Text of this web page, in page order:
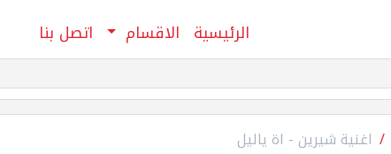
الرئيسية الاقسام اتصل بنا
اغنية شيرين - اة ياليل